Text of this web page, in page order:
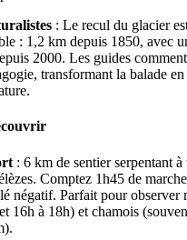
: Le recul du glacier
: 1,2 km depuis 1850, avec
2000. Les guides
transformant la balade
: 6 km de sentier serpentant à
Comptez 1h45 de
négatif. Parfait pour observer
16h à 18h) et chamois